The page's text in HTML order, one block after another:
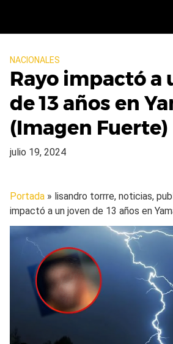
NACIONALES
Rayo impactó a
de 13 años en
(Imagen Fuerte)
julio 19, 2024
Portada » lisandro torrre, noticias,
impactó a un joven de 13 años en